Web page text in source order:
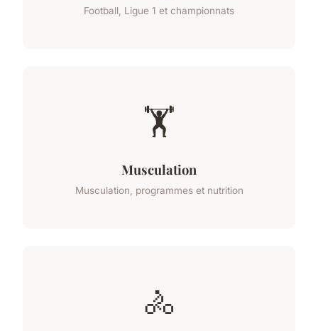
Football, Ligue 1 et championnats
🏋️
Musculation
Musculation, programmes et nutrition
🚴